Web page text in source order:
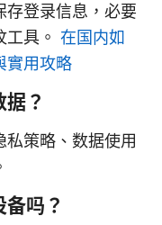
存登录信息，必要
具。 在国内如
實用攻略
？
私策略、数据使用
吗？